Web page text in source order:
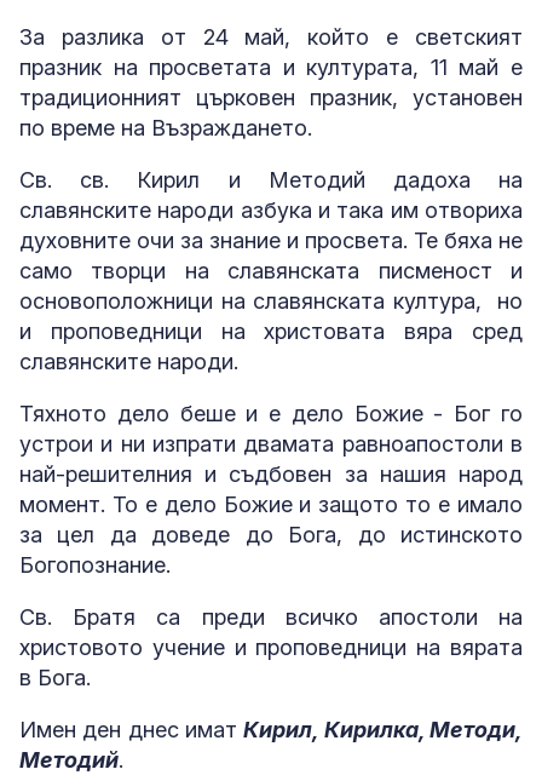
За разлика от 24 май, който е светският
празник на просветата и културата, 11 май е
традиционният църковен празник, установен
по време на Възраждането.
Св. св. Кирил и Методий дадоха на
славянските народи азбука и така им отвориха
духовните очи за знание и просвета. Те бяха не
само творци на славянската писменост и
основоположници на славянската култура, но
и проповедници на христовата вяра сред
славянските народи.
Тяхното дело беше и е дело Божие - Бог го
устрои и ни изпрати двамата равноапостоли в
най-решителния и съдбовен за нашия народ
момент. То е дело Божие и защото то е имало
за цел да доведе до Бога, до истинското
Богопознание.
Св. Братя са преди всичко апостоли на
христовото учение и проповедници на вярата
в Бога.
Имен ден днес иматКирил, Кирилка, Методи,
Методий.